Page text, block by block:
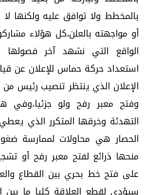
بالمخطط ولا توافق عليه ولكنها
أو مواجهته بالعلن،كل هؤلاء
الواقع التي نشهد آخر فصولها
استعداد حركة حماس للإعلان عن
الإعلان الذي ينتظر تنصيب رئيس
وفتح معبر رفح ولو جزئيا،وفي
التهدئة وخرقها المتكرر الذي
الحصار هي محاولات لممارسة
منحها ذرائع لفتح معبر رفح أو
على فتح خط بحري بين القطاع
سيؤدي لقطع العلاقة كليا ما بين